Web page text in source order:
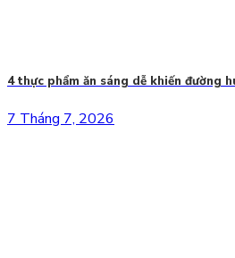
4 thực phẩm ăn sáng dễ khiến đường
7 Tháng 7, 2026